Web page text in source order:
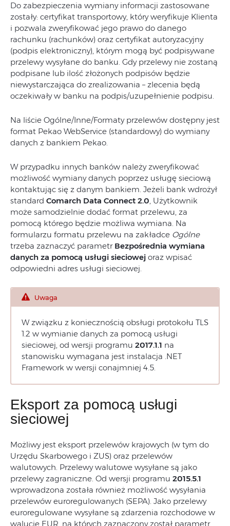
Do zabezpieczenia wymiany informacji zastosowane
zostały: certyfikat transportowy, który weryfikuje Klienta
i pozwala zweryfikować jego prawo do danego
rachunku (rachunków) oraz certyfikat autoryzacyjny
(podpis elektroniczny), którym mogą być podpisywane
przelewy wysyłane do banku. Gdy przelewy nie zostaną
podpisane lub ilość złożonych podpisów będzie
niewystarczająca do zrealizowania – zlecenia będą
oczekiwały w banku na podpis/uzupełnienie podpisu.
Na liście Ogólne/Inne/Formaty przelewów dostępny jest
format Pekao WebService (standardowy) do wymiany
danych z bankiem Pekao.
W przypadku innych banków należy zweryfikować
możliwość wymiany danych poprzez usługę sieciową
kontaktując się z danym bankiem. Jeżeli bank wdrożył
standard Comarch Data Connect 2.0, Użytkownik
może samodzielnie dodać format przelewu, za
pomocą którego będzie możliwa wymiana. Na
formularzu formatu przelewu na zakładce Ogólne
trzeba zaznaczyć parametr Bezpośrednia wymiana
danych za pomocą usługi sieciowej oraz wpisać
odpowiedni adres usługi sieciowej.
Uwaga
W związku z koniecznością obsługi protokołu TLS
1.2 w wymianie danych za pomocą usługi
sieciowej, od wersji programu 2017.1.1 na
stanowisku wymagana jest instalacja .NET
Framework w wersji conajmniej 4.5.
Eksport za pomocą usługi
sieciowej
Możliwy jest eksport przelewów krajowych (w tym do
Urzędu Skarbowego i ZUS) oraz przelewów
walutowych. Przelewy walutowe wysyłane są jako
przelewy zagraniczne. Od wersji programu 2015.5.1
wprowadzona została również możliwość wysyłania
przelewów euroregulowanych (SEPA). Jako przelewy
euroregulowane wysyłane są zdarzenia rozchodowe w
walucie EUR, na których zaznaczony został parametr